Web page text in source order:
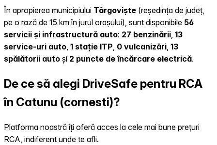
În apropierea municipiului Târgoviște (reședința de județ,
pe o rază de 15 km în jurul orașului), sunt disponibile 56
servicii și infrastructură auto: 27 benzinării, 13
service-uri auto, 1 stație ITP, 0 vulcanizări, 13
spălătorii auto și 2 puncte de încărcare electrică.
De ce să alegi DriveSafe pentru RCA
în Catunu (cornesti)?
Platforma noastră îți oferă acces la cele mai bune prețuri
RCA, indiferent unde te afli.